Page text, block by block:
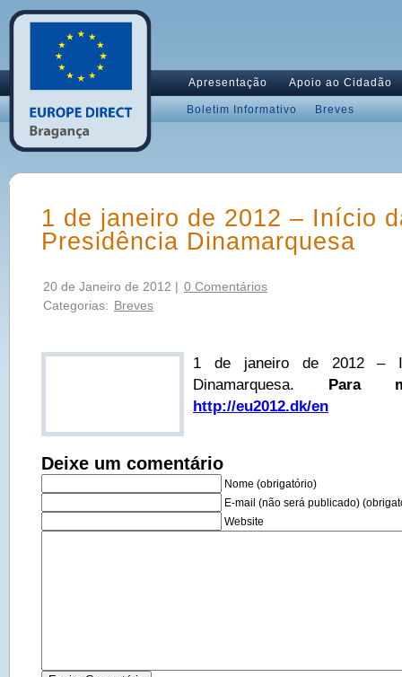
Apresentação Apoio ao Cidadão
Boletim Informativo Breves
1 de janeiro de 2012 – Início
Presidência Dinamarquesa
20 de Janeiro de 2012 | 0 Comentários
Categorias: Breves
1 de janeiro de 2012 –
Dinamarquesa. Para
http://eu2012.dk/en
Deixe um comentário
Nome (obrigatório)
E-mail (não será publicado)
Website